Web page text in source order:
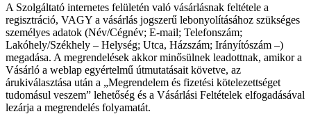
A Szolgáltató internetes felületén való vásárlásnak feltétele a
regisztráció, VAGY a vásárlás jogszerű lebonyolításához szükséges
személyes adatok (Név/Cégnév; E-mail; Telefonszám;
Lakóhely/Székhely – Helység; Utca, Házszám; Irányítószám –)
megadása. A megrendelések akkor minősülnek leadottnak, amikor a
Vásárló a weblap egyértelmű útmutatásait követve, az
árukiválasztása után a „Megrendelem és fizetési kötelezettséget
tudomásul veszem” lehetőség és a Vásárlási Feltételek elfogadásával
lezárja a megrendelés folyamatát.